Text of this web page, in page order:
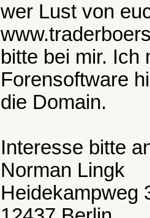
wer Lust von
bitte bei mir. Ich
Forensoftware
die Domain.
Interesse bitte
Norman Lingk
Heidekampweg